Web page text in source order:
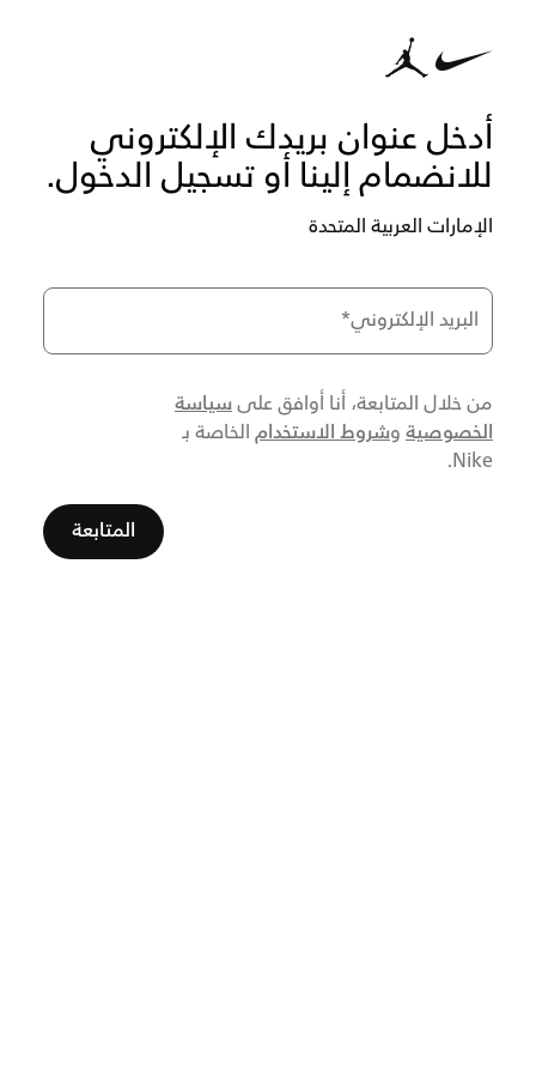
أدخل عنوان بريدك الإلكتروني
للانضمام إلينا أو تسجيل الدخول.
الإمارات العربية المتحدة
البريد الإلكتروني*
من خلال المتابعة، أنا أوافق علىسياسة
الخصوصية وشروط الاستخدام الخاصة بـ
Nike.
المتابعة